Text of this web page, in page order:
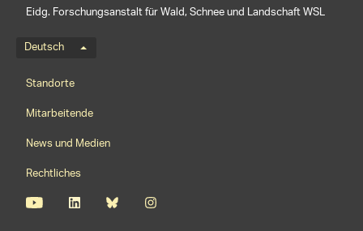
Eidg. Forschungsanstalt für Wald, Schnee und Landschaft WSL
Sprachmenü
Deutsch
Footernavigation
Standorte
Mitarbeitende
News und Medien
Rechtliches